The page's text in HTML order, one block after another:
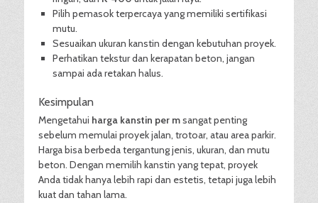
Pilih pemasok terpercaya yang memiliki sertifikasi
mutu.
Sesuaikan ukuran kanstin dengan kebutuhan proyek.
Perhatikan tekstur dan kerapatan beton, jangan
sampai ada retakan halus.
Kesimpulan
Mengetahui harga kanstin per msangat penting
sebelum memulai proyek jalan, trotoar, atau area parkir.
Harga bisa berbeda tergantung jenis, ukuran, dan mutu
beton. Dengan memilih kanstin yang tepat, proyek
Anda tidak hanya lebih rapi dan estetis, tetapi juga lebih
kuat dan tahan lama.